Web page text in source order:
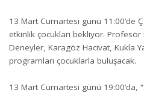
13 Mart Cumartesi günü 11:00’de
etkinlik çocukları bekliyor.
Deneyler, Karagöz Hacivat, Kukla
programları çocuklarla buluşacak.
13 Mart Cumartesi günü 19:00’da,